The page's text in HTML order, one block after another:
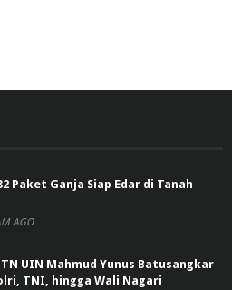
Paket Ganja Siap Edar di Tanah
AGO
UIN Mahmud Yunus Batusangkar
TNI, hingga Wali Nagari